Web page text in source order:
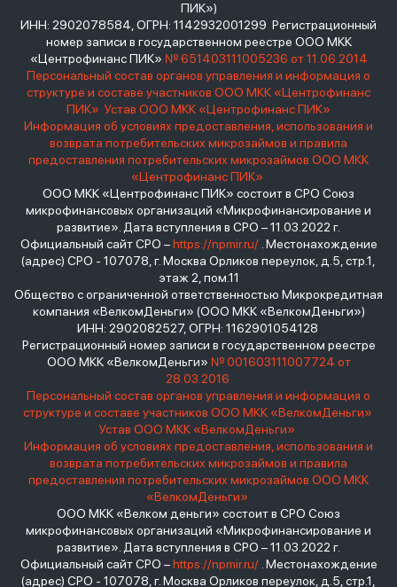
ПИК»)
ИНН: 2902078584, ОГРН: 1142932001299 Регистрационный
номер записи в государственном реестре ООО МКК
«Центрофинанс ПИК» № 651403111005236 от 11.06.2014
Персональный состав органов управления и информация о
структуре и составе участников ООО МКК «Центрофинанс
ПИК» Устав ООО МКК «Центрофинанс ПИК»
Информация об условиях предоставления, использования и
возврата потребительских микрозаймов и правила
предоставления потребительских микрозаймов ООО МКК
«Центрофинанс ПИК»
ООО МКК «Центрофинанс ПИК» состоит в СРО Союз
микрофинансовых организаций «Микрофинансирование и
развитие». Дата вступления в СРО – 11.03.2022 г.
Официальный сайт СРО –https://npmir.ru/. Местонахождение
(адрес) СРО - 107078, г. Москва Орликов переулок, д.5, стр.1,
этаж 2, пом.11
Общество с ограниченной ответственностью Микрокредитная
компания «ВелкомДеньги» (ООО МКК «ВелкомДеньги»)
ИНН: 2902082527, ОГРН: 1162901054128
Регистрационный номер записи в государственном реестре
ООО МКК «ВелкомДеньги» № 001603111007724 от
28.03.2016
Персональный состав органов управления и информация о
структуре и составе участников ООО МКК «ВелкомДеньги»
Устав ООО МКК «ВелкомДеньги»
Информация об условиях предоставления, использования и
возврата потребительских микрозаймов и правила
предоставления потребительских микрозаймов ООО МКК
«ВелкомДеньги»
ООО МКК «Велком деньги» состоит в СРО Союз
микрофинансовых организаций «Микрофинансирование и
развитие». Дата вступления в СРО – 11.03.2022 г.
Официальный сайт СРО –https://npmir.ru/. Местонахождение
(адрес) СРО - 107078, г. Москва Орликов переулок, д.5, стр.1,